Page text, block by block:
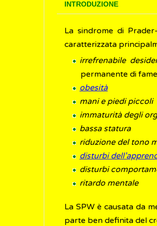
INTRODUZIONE
La sindrome di
caratterizzata
irrefrenabile
permanente di fame
obesità
mani e piedi piccoli
immaturità degli
bassa statura
riduzione del tono
disturbi
disturbi
ritardo mentale
La SPW è causata da
parte ben definita del